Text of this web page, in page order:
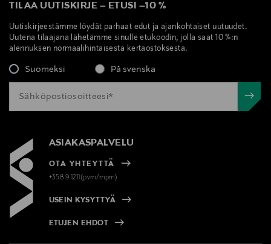
TILAA UUTISKIRJE – ETUSI –10 %
Uutiskirjeestämme löydät parhaat edut ja ajankohtaiset uutuudet.
Uutena tilaajana lähetämme sinulle etukoodin, jolla saat 10 %:n
alennuksen normaalihintaisesta kertaostoksesta.
Suomeksi På svenska
ASIAKASPALVELU
OTA YHTEYTTÄ
+358 9 1211(pvm/mpm)
USEIN KYSYTTYÄ
ETUJEN EHDOT